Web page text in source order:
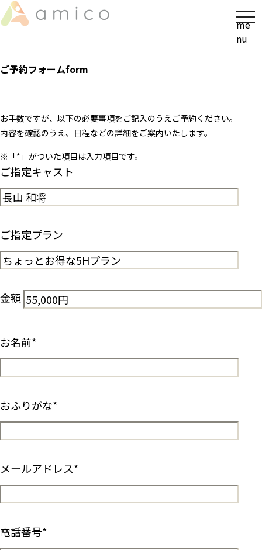
t
o
g
t
me
nu
ご予約フォームform
お手数ですが、以下の必要事項をご記入のうえご予約ください。
内容を確認のうえ、日程などの詳細をご案内いたします。
※「* 」がついた項目は入力項目です。
ご指定キャスト
ご指定プラン
金額
お名前*
おふりがな*
メールアドレス*
電話番号*